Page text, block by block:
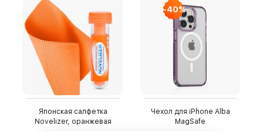
Японская салфетка
Novelizer, оранжевая
-40%
Чехол для iPhone Alba
MagSafe